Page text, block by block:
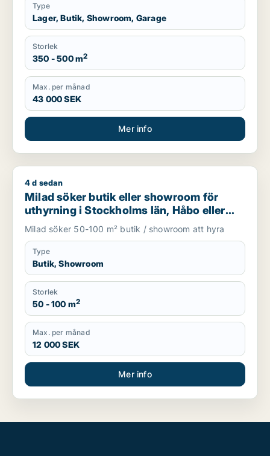
Type
Lager, Butik, Showroom, Garage
Storlek
350 - 500 m2
Max. per månad
43 000 SEK
Mer info
Milad söker butik eller showroom för uthyrning i Stockholms
4 d sedan
Milad söker butik eller showroom för
uthyrning i Stockholms län, Håbo eller
Knivsta
Milad söker 50-100 m² butik / showroom att hyra
Type
Butik, Showroom
Storlek
50 - 100 m2
Max. per månad
12 000 SEK
Mer info